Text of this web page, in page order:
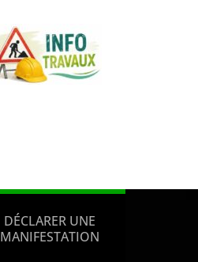
DÉCLARER UNE
MANIFESTATION